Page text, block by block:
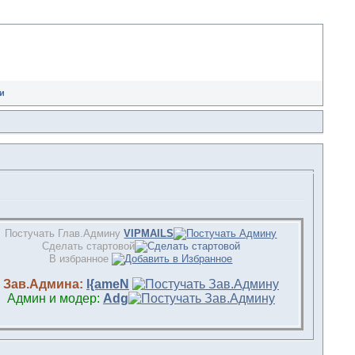
Постучать Глав.АдминуVIPMAILS
Сделать стартовой
В избранное
Зав.Админа: l{ameN
Админ и модер: Adg